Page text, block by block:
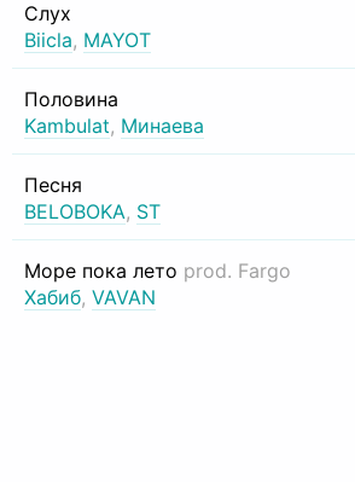
Слух
Biicla, MAYOT
Половина
Kambulat, Минаева
Песня
BELOBOKA, ST
Море пока лето prod. Fargo
Хабиб, VAVAN